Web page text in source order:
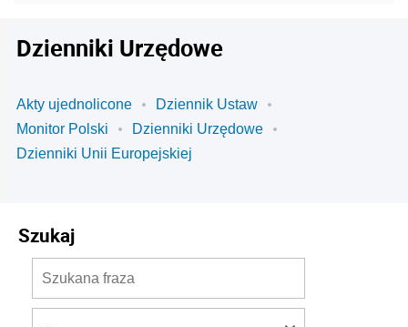
Dzienniki Urzędowe
Akty ujednolicone
Dziennik Ustaw
Monitor Polski
Dzienniki Urzędowe
Dzienniki Unii Europejskiej
Szukaj